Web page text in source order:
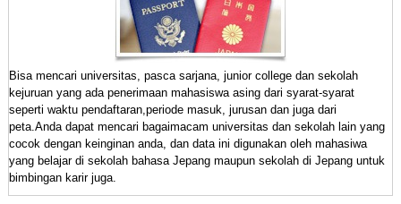
Bisa mencari universitas, pasca sarjana, junior college dan sekolah
kejuruan yang ada penerimaan mahasiswa asing dari syarat-syarat
seperti waktu pendaftaran,periode masuk, jurusan dan juga dari
peta.Anda dapat mencari bagaimacam universitas dan sekolah lain yang
cocok dengan keinginan anda, dan data ini digunakan oleh mahasiwa
yang belajar di sekolah bahasa Jepang maupun sekolah di Jepang untuk
bimbingan karir juga.